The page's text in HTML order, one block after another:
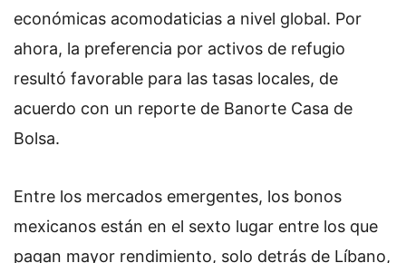
económicas acomodaticias a nivel global. Por
ahora, la preferencia por activos de refugio
resultó favorable para las tasas locales, de
acuerdo con un reporte de Banorte Casa de
Bolsa.
Entre los mercados emergentes, los bonos
mexicanos están en el sexto lugar entre los que
pagan mayor rendimiento, solo detrás de Líbano,